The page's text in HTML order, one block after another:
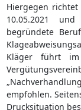
Hiergegen
10.05.2021
begründete
Kläger führt
empfohlen.
Drucksituation